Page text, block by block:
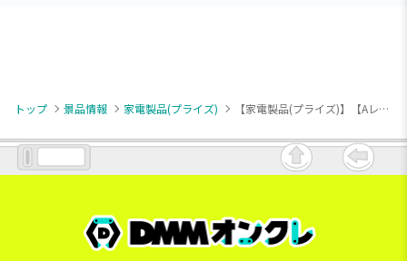
トップ 景品情報 家電製品(プライズ) 【家電製品(プライズ)】【Aレッド】NEKO ポータブルジューサー